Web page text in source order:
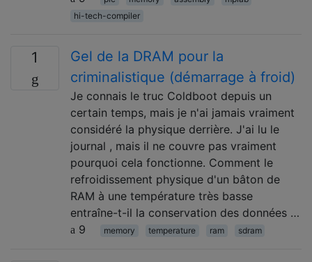
hi-tech-compiler
1
Gel de la DRAM pour la
criminalistique (démarrage à froid)
Je connais le truc Coldboot depuis un
certain temps, mais je n'ai jamais vraiment
considéré la physique derrière. J'ai lu le
journal , mais il ne couvre pas vraiment
pourquoi cela fonctionne. Comment le
refroidissement physique d'un bâton de
RAM à une température très basse
entraîne-t-il la conservation des données …
9
memory temperature ram sdram